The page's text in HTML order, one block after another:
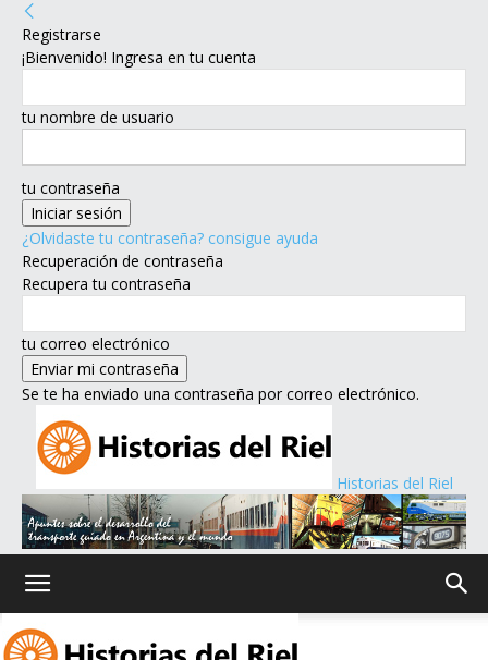
Registrarse
¡Bienvenido! Ingresa en tu cuenta
tu nombre de usuario
tu contraseña
¿Olvidaste tu contraseña? consigue ayuda
Recuperación de contraseña
Recupera tu contraseña
tu correo electrónico
Se te ha enviado una contraseña por correo electrónico.
Historias del Riel
Inicio